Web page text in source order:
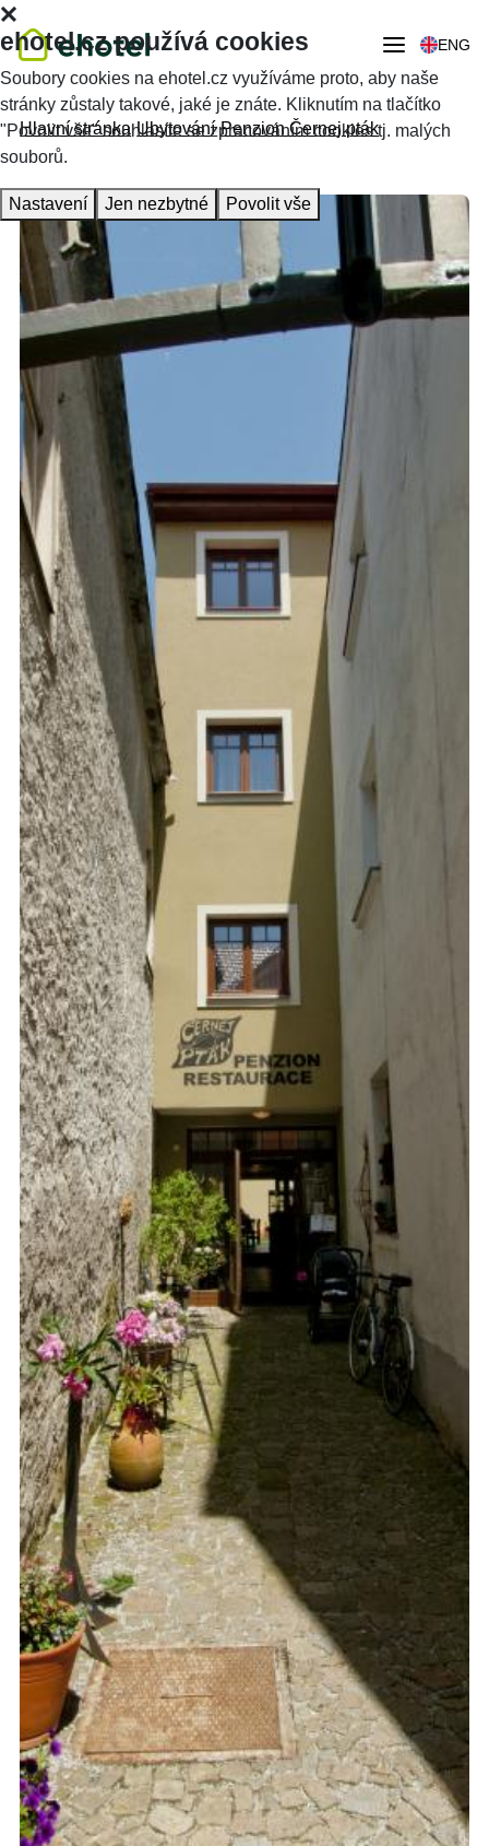
ENG
Hlavní stránka Ubytování Penzion Černej pták
ehotel.cz používá cookies
Soubory cookies na ehotel.cz využíváme proto, aby naše
stránky zůstaly takové, jaké je znáte. Kliknutím na tlačítko
"Povolit vše" souhlasíte se zpracováním cookies tj. malých
souborů.
Nastavení Jen nezbytné Povolit vše